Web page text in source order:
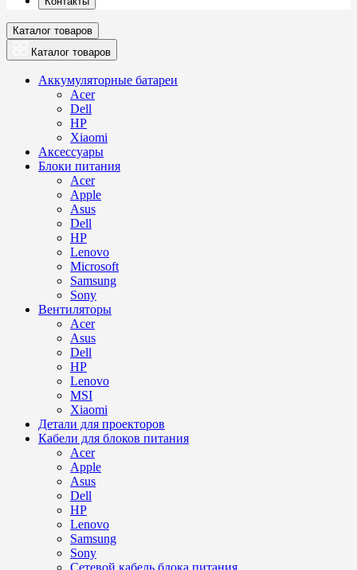
Каталог товаров
Каталог товаров
Аккумуляторные батареи
Acer
Dell
HP
Xiaomi
Аксессуары
Блоки питания
Acer
Apple
Asus
Dell
HP
Lenovo
Microsoft
Samsung
Sony
Вентиляторы
Acer
Asus
Dell
HP
Lenovo
MSI
Xiaomi
Детали для проекторов
Кабели для блоков питания
Acer
Apple
Asus
Dell
HP
Lenovo
Samsung
Sony
Сетевой кабель блока питания